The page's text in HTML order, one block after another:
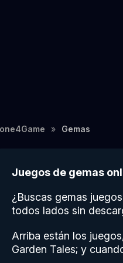
Gemas
Juegos de gemas
¿Buscas gemas
todos lados sin
Arriba están los
Garden Tales; y